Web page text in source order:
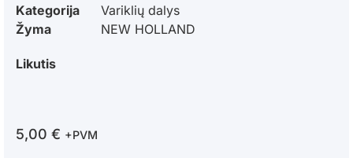
Kategorija
Variklių dalys
Žyma
NEW HOLLAND
Likutis
5,00 € +PVM